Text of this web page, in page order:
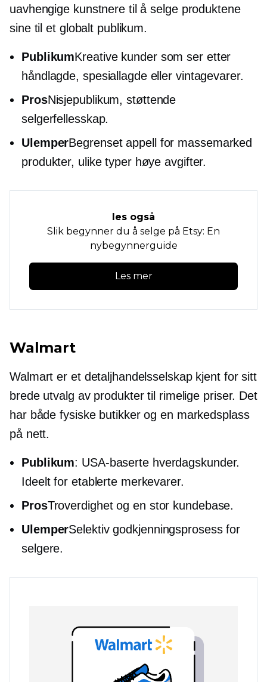
uavhengige kunstnere til å selge produktene
sine til et globalt publikum.
PublikumKreative kunder som ser etter
håndlagde, spesiallagde eller vintagevarer.
ProsNisjepublikum, støttende
selgerfellesskap.
UlemperBegrenset appell for massemarked
produkter, ulike typer høye avgifter.
les også
Slik begynner du å selge på Etsy: En
nybegynnerguide
Les mer
Walmart
Walmart er et detaljhandelsselskap kjent for sitt
brede utvalg av produkter til rimelige priser. Det
har både fysiske butikker og en markedsplass
på nett.
Publikum: USA-basertehverdagskunder.
Ideelt for etablerte merkevarer.
ProsTroverdighet og en stor kundebase.
UlemperSelektiv godkjenningsprosess for
selgere.